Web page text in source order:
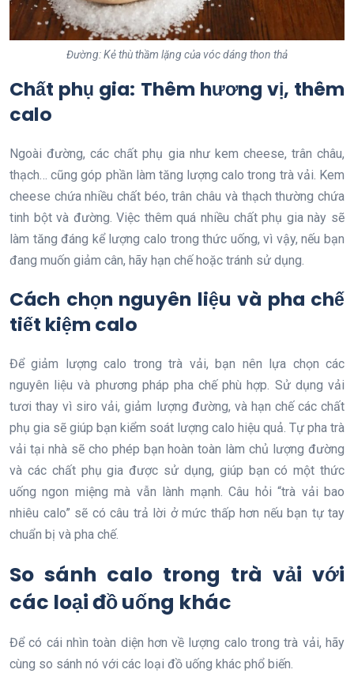
Đường: Kẻ thù thầm lặng của vóc dáng thon thả
Chất phụ gia: Thêm hương vị, thêm
calo
Ngoài đường, các chất phụ gia như kem cheese, trân châu,
thạch… cũng góp phần làm tăng lượng calo trong trà vải. Kem
cheese chứa nhiều chất béo, trân châu và thạch thường chứa
tinh bột và đường. Việc thêm quá nhiều chất phụ gia này sẽ
làm tăng đáng kể lượng calo trong thức uống, vì vậy, nếu bạn
đang muốn giảm cân, hãy hạn chế hoặc tránh sử dụng.
Cách chọn nguyên liệu và pha chế
tiết kiệm calo
Để giảm lượng calo trong trà vải, bạn nên lựa chọn các
nguyên liệu và phương pháp pha chế phù hợp. Sử dụng vải
tươi thay vì siro vải, giảm lượng đường, và hạn chế các chất
phụ gia sẽ giúp bạn kiểm soát lượng calo hiệu quả. Tự pha trà
vải tại nhà sẽ cho phép bạn hoàn toàn làm chủ lượng đường
và các chất phụ gia được sử dụng, giúp bạn có một thức
uống ngon miệng mà vẫn lành mạnh. Câu hỏi “trà vải bao
nhiêu calo” sẽ có câu trả lời ở mức thấp hơn nếu bạn tự tay
chuẩn bị và pha chế.
So sánh calo trong trà vải với
các loại đồ uống khác
Để có cái nhìn toàn diện hơn về lượng calo trong trà vải, hãy
cùng so sánh nó với các loại đồ uống khác phổ biến.